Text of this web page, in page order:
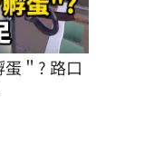
蛋＂? 路口